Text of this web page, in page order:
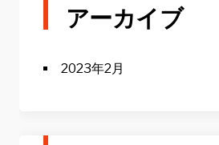
アーカイブ
2023年2月